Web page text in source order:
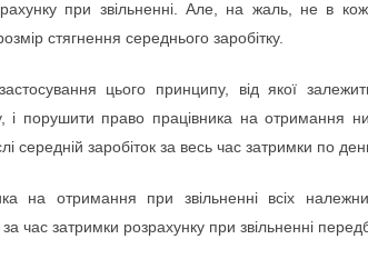
при звільненні. Але, на жаль, не в
стягнення середнього заробітку.
цього принципу, від якої
і порушити право працівника на отримання
середній заробіток за весь час затримки по
на отримання при звільненні всіх
час затримки розрахунку при звільненні